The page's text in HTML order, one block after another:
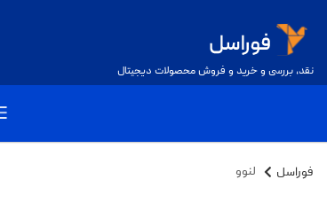
نقد، بررسی و خرید و فروش محصولات دیجیتال
فوراسل لنوو